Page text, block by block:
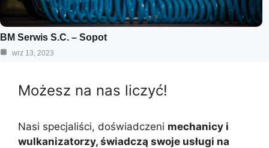
BM Serwis S.C. – Sopot
wrz 13, 2023
Możesz na nas liczyć!
Nasi specjaliści, doświadczeni mechanicy i
wulkanizatorzy, świadczą swoje usługi na